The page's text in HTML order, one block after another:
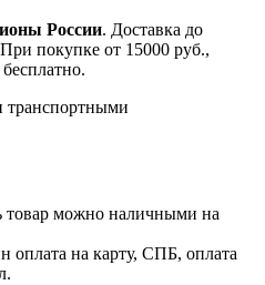
России. Доставка до
покупке от 15000 руб.,
товар можно наличными на
оплата на карту, СПБ, оплата